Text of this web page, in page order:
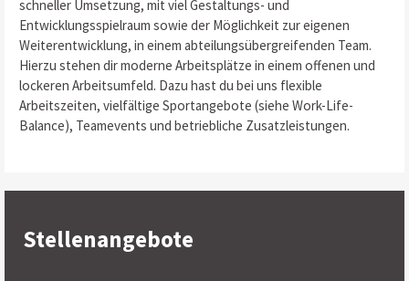
schneller Umsetzung, mit viel Gestaltungs- und
Entwicklungsspielraum sowie der Möglichkeit zur eigenen
Weiterentwicklung, in einem abteilungsübergreifenden Team.
Hierzu stehen dir moderne Arbeitsplätze in einem offenen und
lockeren Arbeitsumfeld. Dazu hast du bei uns flexible
Arbeitszeiten, vielfältige Sportangebote (siehe Work-Life-
Balance), Teamevents und betriebliche Zusatzleistungen.
Stellenangebote